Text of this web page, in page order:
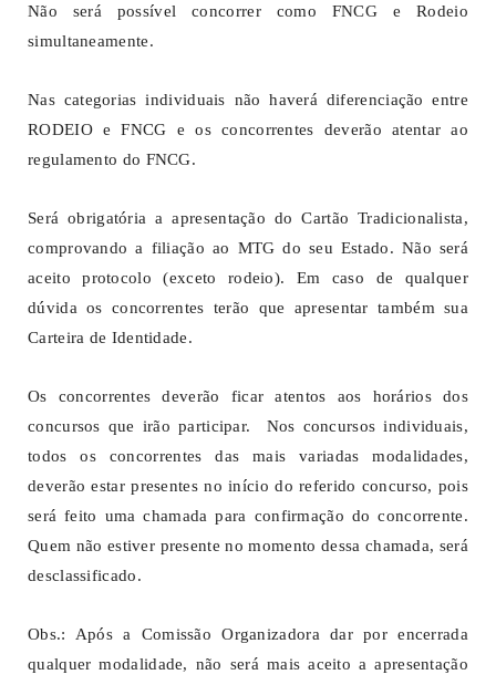
Não será possível concorrer como FNCG e Rodeio
simultaneamente.
Nas categorias individuais não haverá diferenciação entre
RODEIO e FNCG e os concorrentes deverão atentar ao
regulamento do FNCG.
Será obrigatória a apresentação do Cartão Tradicionalista,
comprovando a filiação ao MTG do seu Estado. Não será
aceito protocolo (exceto rodeio). Em caso de qualquer
dúvida os concorrentes terão que apresentar também sua
Carteira de Identidade.
Os concorrentes deverão ficar atentos aos horários dos
concursos que irão participar. Nos concursos individuais,
todos os concorrentes das mais variadas modalidades,
deverão estar presentes no início do referido concurso, pois
será feito uma chamada para confirmação do concorrente.
Quem não estiver presente no momento dessa chamada, será
desclassificado.
Obs.: Após a Comissão Organizadora dar por encerrada
qualquer modalidade, não será mais aceito a apresentação